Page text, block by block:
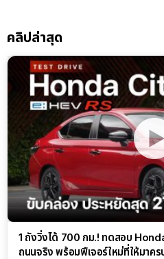
คลิปล่าสุด
1 ถังวิ่งได้ 700 กม.! ทดสอบ
ถนนจริง พร้อมฟีเจอร์ใหม่ที่ให้มาคร